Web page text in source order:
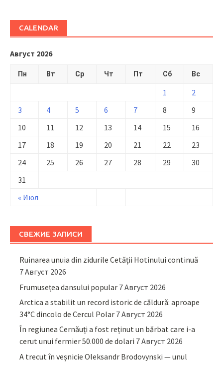
CALENDAR
Август 2026
Пн Вт Ср Чт Пт Сб Вс
« Июл
1
2
3
4 5 6 7 8
9
10
11 12 13 14 15
16
17
18 19 20 21 22
23
24
25 26 27 28 29
30
31
СВЕЖИЕ ЗАПИСИ
Ruinarea unuia din zidurile Cetății Hotinului continuă
7 Август 2026
Frumusețea dansului popular 7 Август 2026
Arctica a stabilit un record istoric de căldură: aproape
34°C dincolo de Cercul Polar 7 Август 2026
În regiunea Cernăuți a fost reținut un bărbat care i-a
cerut unui fermier 50.000 de dolari 7 Август 2026
A trecut în veșnicie Oleksandr Brodovynski — unul